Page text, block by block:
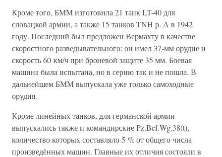
Кроме того, БММ изготовила 21 танк LT-40 для
словацкой армии, а также 15 танков TNH р. А в 1942
году. Последний был предложен Вермахту в качестве
скоростного разведывательного; он имел 37-мм орудие и
скорость 60 км/ч при броневой защите 35 мм. Боевая
машина была испытана, но в серию так и не пошла. В
дальнейшем БММ выпускала уже только самоходные
орудия.
Кроме линейных танков, для германской армии
выпускались также и командирские Pz.Bef.Wg.38(t),
количество которых составляло 5 % от общего числа
произведённых машин. Главные их отличия состояли в